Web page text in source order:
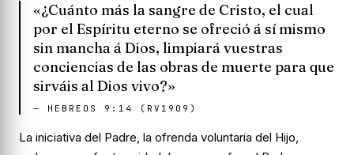
«¿Cuánto más la sangre de Cristo, el cual
por el Espíritu eterno se ofreció á sí mismo
sin mancha á Dios, limpiará vuestras
conciencias de las obras de muerte para que
sirváis al Dios vivo?»
— HEBREOS 9:14 (RV1909)
La iniciativa del Padre, la ofrenda voluntaria del Hijo,